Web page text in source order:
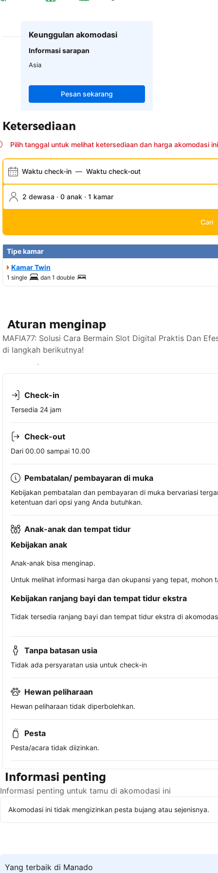
Keunggulan akomodasi
Informasi sarapan
Asia
Pesan sekarang
Ketersediaan
Pilih tanggal untuk melihat ketersediaan dan harga akomodasi ini
Waktu check-in — Waktu check-out
2 dewasa · 0 anak · 1 kamar
Cari
Tipe kamar
Kamar Twin
1 single dan 1 double
Aturan menginap
MAFIA77: Solusi Cara Bermain Slot Digital Praktis Dan
di langkah berikutnya!
Lihat ketersediaan
Check-in
Tersedia 24 jam
Check-out
Dari 00.00 sampai 10.00
Pembatalan/ pembayaran di muka
Kebijakan pembatalan dan pembayaran di muka bervariasi
ketentuan dari opsi yang Anda butuhkan.
Anak-anak dan tempat tidur
Kebijakan anak
Anak-anak bisa menginap.
Untuk melihat informasi harga dan okupansi yang tepat,
Kebijakan ranjang bayi dan tempat tidur ekstra
Tidak tersedia ranjang bayi dan tempat tidur ekstra di
Tanpa batasan usia
Tidak ada persyaratan usia untuk check-in
Hewan peliharaan
Hewan peliharaan tidak diperbolehkan.
Pesta
Pesta/acara tidak diizinkan.
Informasi penting
Informasi penting untuk tamu di akomodasi ini
Akomodasi ini tidak mengizinkan pesta bujang atau sejenisnya.
Yang terbaik di Manado